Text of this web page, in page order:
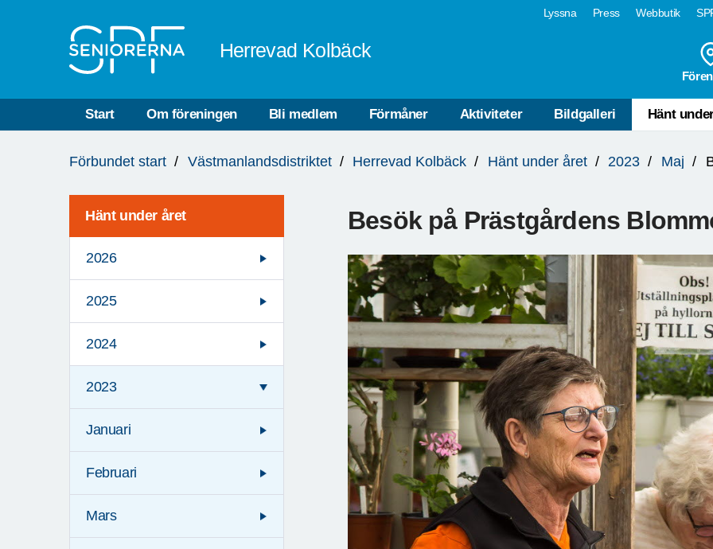
Lyssna Press Webbutik
Herrevad Kolbäck
Start Om föreningen Bli medlem Förmåner Aktiviteter Bildgalleri Hänt
är
Förbundet start Västmanlandsdistriktet Herrevad Kolbäck Hänt under året 2023 Maj
Hänt under året
2026
2025
2024
2023
Januari
Februari
Mars
Besök på Prästgårdens